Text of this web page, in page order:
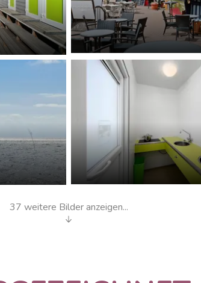
Imbiss am im Hafen
Spülküche
37 weitere Bilder anzeigen...